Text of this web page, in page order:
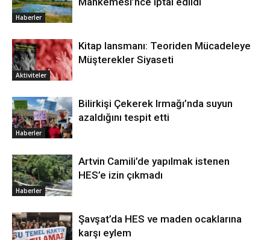
Haberler
Aktiviteler
Kitap lansmanı: Teoriden Mücadeleye
Müşterekler Siyaseti
Haberler
Bilirkişi Çekerek Irmağı’nda suyun
azaldığını tespit etti
Haberler
Artvin Camili’de yapılmak istenen
HES’e izin çıkmadı
Şavşat’da HES ve maden ocaklarına
karşı eylem